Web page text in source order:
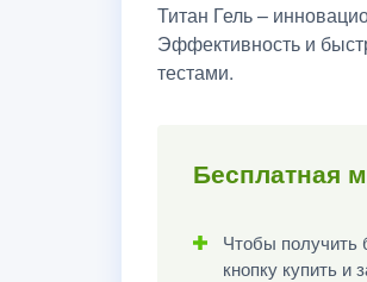
Титан Гель –
Эффективность и
тестами.
Бесплатная
Чтобы получить
кнопку купить и